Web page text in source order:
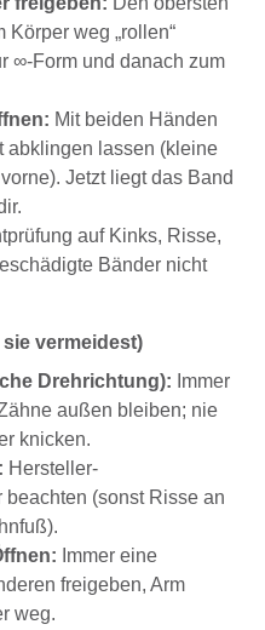
Körper weg „rollen“
∞-Form und danach zum
Mit beiden Händen
abklingen lassen (kleine
Jetzt liegt das Band
auf Kinks, Risse,
Bänder nicht
vermeidest)
Drehrichtung): Immer
außen bleiben; nie
knicken.
Hersteller-
beachten (sonst Risse an
Immer eine
freigeben, Arm
weg.